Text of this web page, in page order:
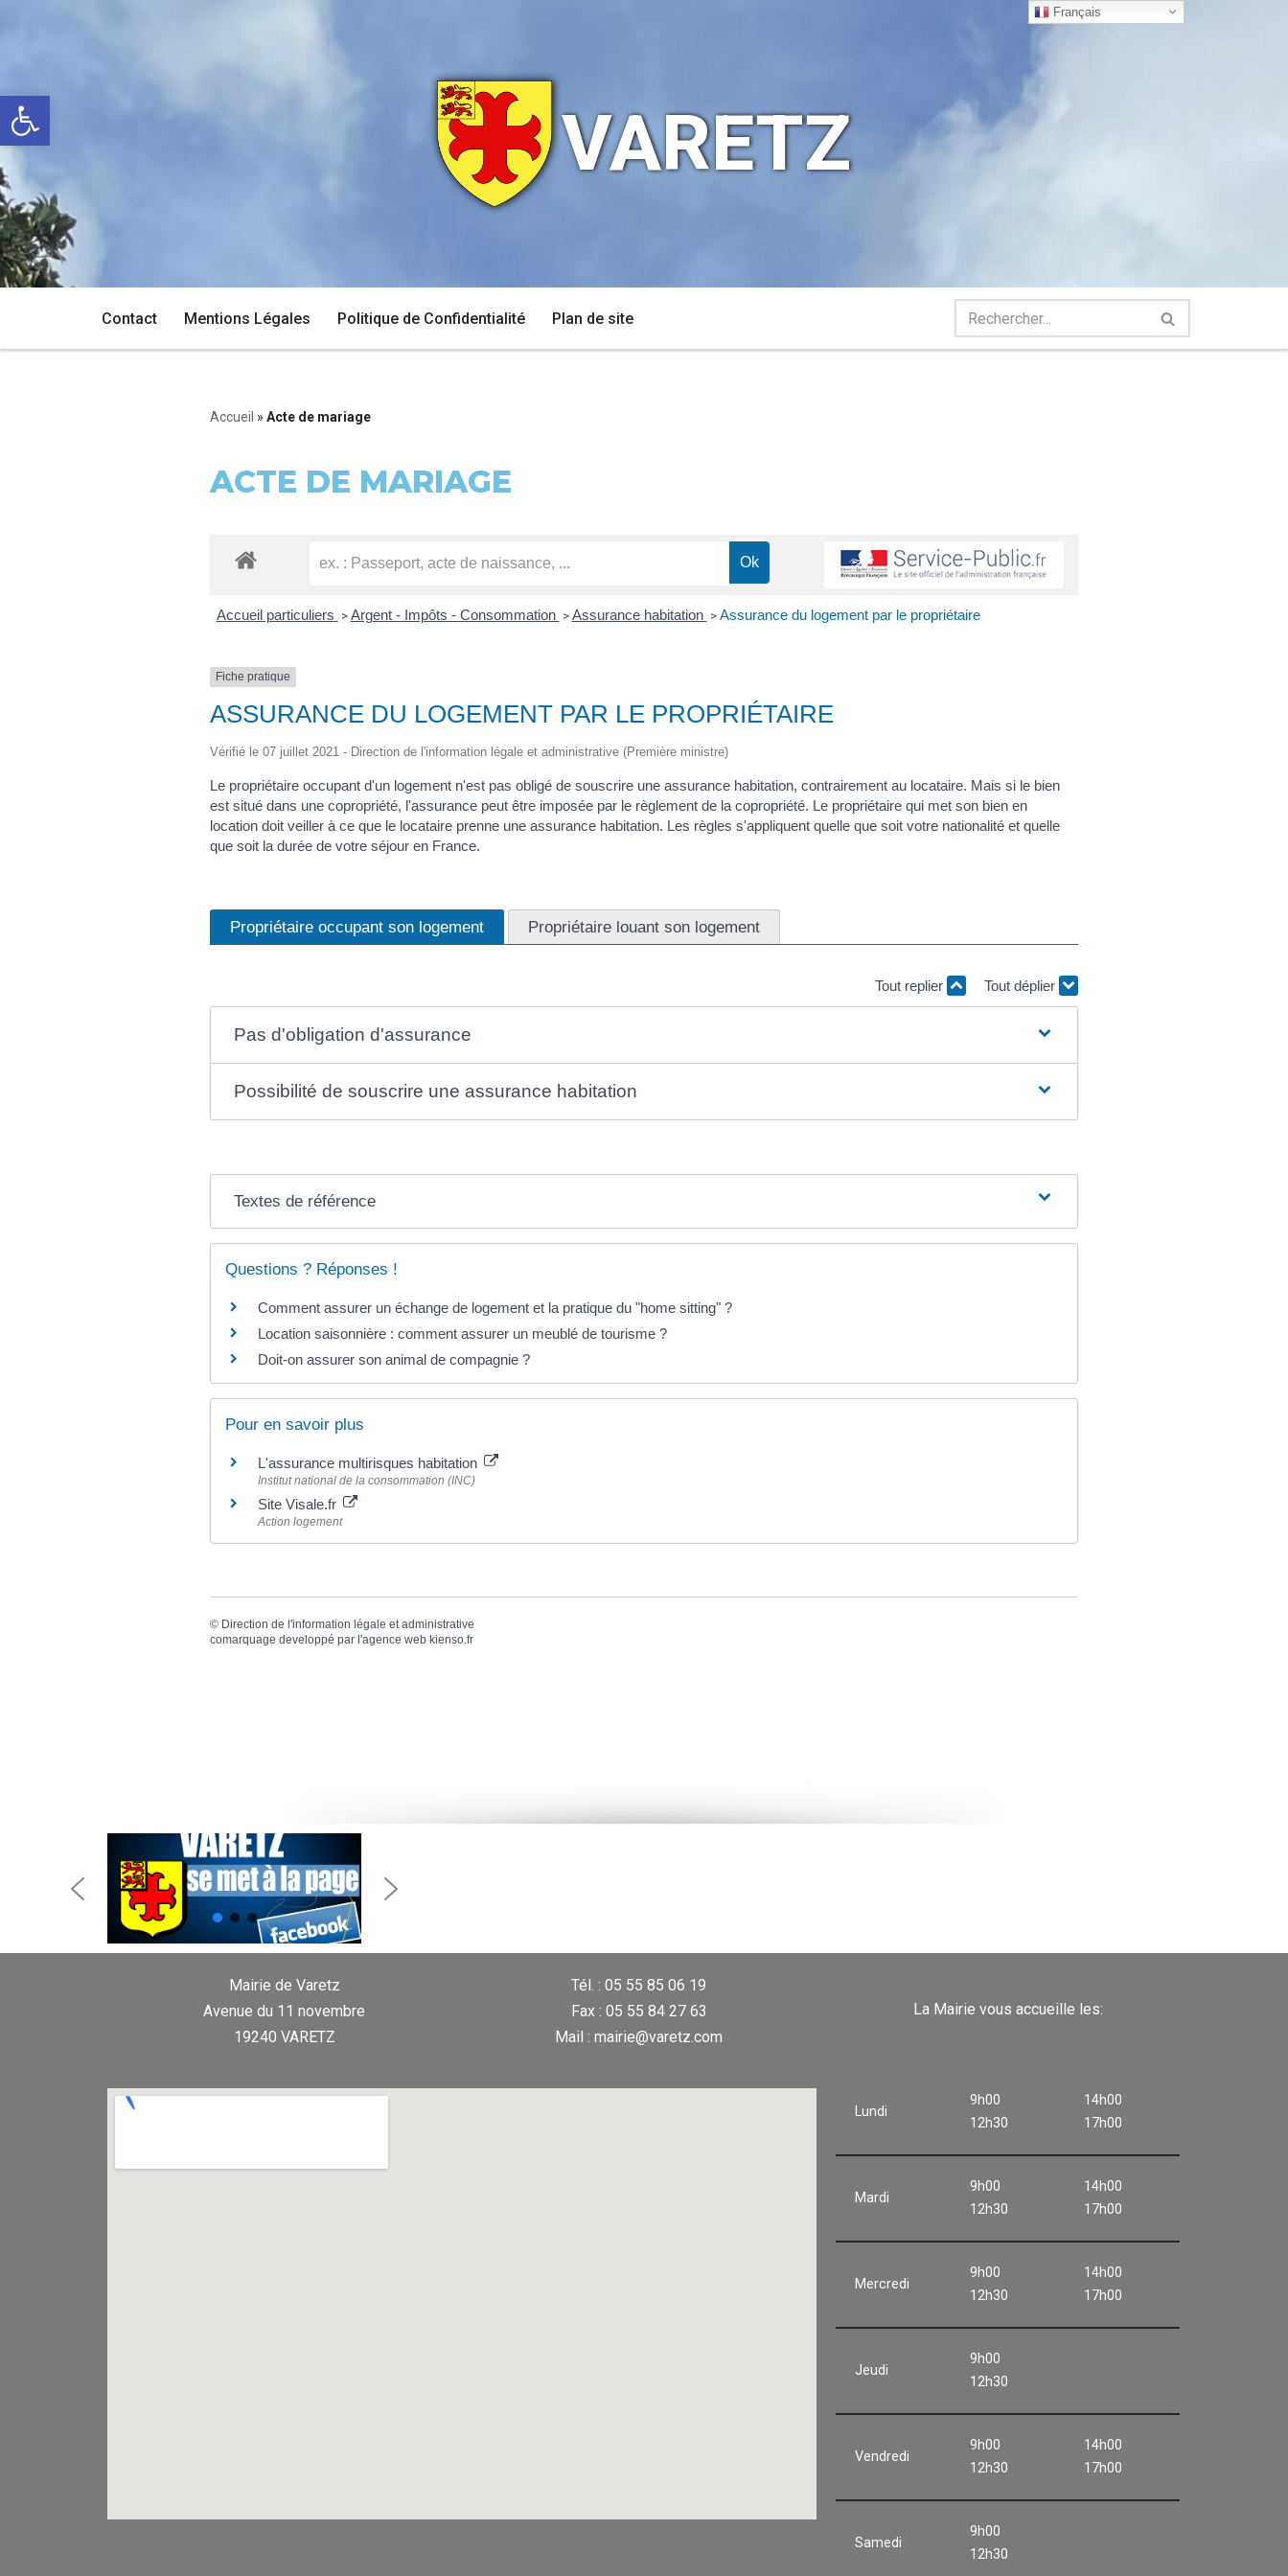
Ouvrir la barre d’outils
contenu
VARETZ
Contact Mentions Légales Politique de Confidentialité Plan de site
Accueil » Acte de mariage
ACTE DE MARIAGE
Accueil particuliers > Argent - Impôts - Consommation > Assurance habitation > Assurance du logement par le propriétaire
Fiche pratique
ASSURANCE DU LOGEMENT PAR LE PROPRIÉTAIRE
Vérifié le 07 juillet 2021 - Direction de l'information légale et administrative (Première ministre)
Le propriétaire occupant d'un logement n'est pas obligé de souscrire une assurance habitation, contrairement au locataire. Mais si le bien
est situé dans une copropriété, l'assurance peut être imposée par le règlement de la copropriété. Le propriétaire qui met son bien en
location doit veiller à ce que le locataire prenne une assurance habitation. Les règles s'appliquent quelle que soit votre nationalité et quelle
que soit la durée de votre séjour en France.
Propriétaire occupant son logement Propriétaire louant son logement
Tout replier Tout déplier
Pas d'obligation d'assurance
Possibilité de souscrire une assurance habitation
Textes de référence
Questions ? Réponses !
Comment assurer un échange de logement et la pratique du "home sitting" ?
Location saisonnière : comment assurer un meublé de tourisme ?
Doit-on assurer son animal de compagnie ?
Pour en savoir plus
L'assurance multirisques habitation
Institut national de la consommation (INC)
Site Visale.fr
Action logement
© Direction de l'information légale et administrative
comarquage developpé par l'agence web kienso.fr
Mairie de Varetz
Avenue du 11 novembre
19240 VARETZ
Tél. : 05 55 85 06 19
Fax : 05 55 84 27 63
Mail : mairie@varetz.com
La Mairie vous accueille les:
Lundi
9h00
12h30
14h00
17h00
Mardi
9h00
12h30
14h00
17h00
Mercredi
9h00
12h30
14h00
17h00
Jeudi
9h00
12h30
Vendredi
9h00
12h30
14h00
17h00
Samedi
9h00
12h30
Français